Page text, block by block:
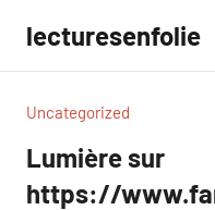
contenu
lecturesenfolie
Uncategorized
Lumière sur
https://